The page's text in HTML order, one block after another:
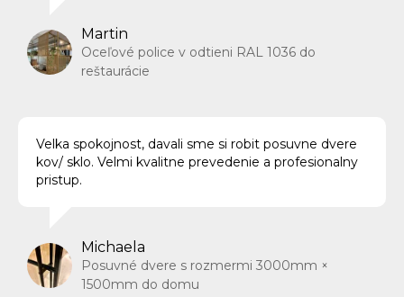
Martin
Oceľové police v odtieni RAL 1036 do
reštaurácie
Velka spokojnost, davali sme si robit posuvne dvere
kov/ sklo. Velmi kvalitne prevedenie a profesionalny
pristup.
Michaela
Posuvné dvere s rozmermi 3000mm ×
1500mm do domu